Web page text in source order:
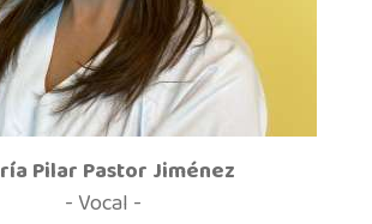
Pilar Pastor Jiménez
- Vocal -